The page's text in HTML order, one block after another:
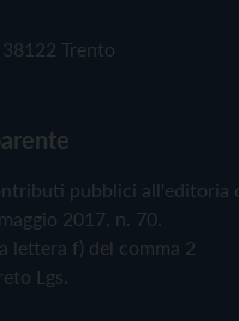
Trento
pubblici all'editoria
2017, n. 70.
lettera f) del comma 2
Lgs.